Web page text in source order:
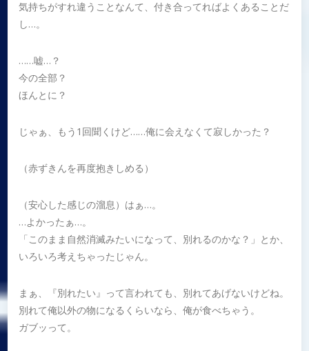
気持ちがすれ違うことなんて、付き合ってればよくあることだ
し…。
……嘘…？
今の全部？
ほんとに？
じゃぁ、もう1回聞くけど……俺に会えなくて寂しかった？
（赤ずきんを再度抱きしめる）
（安心した感じの溜息）はぁ…。
…よかったぁ…。
「このまま自然消滅みたいになって、別れるのかな？」とか、
いろいろ考えちゃったじゃん。
まぁ、『別れたい』って言われても、別れてあげないけどね。
別れて俺以外の物になるくらいなら、俺が食べちゃう。
ガブッって。